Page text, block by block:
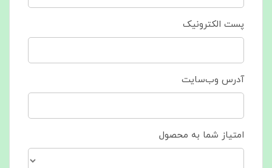
پست الکترونیک
آدرس وب‌سایت
امتیاز شما به محصول